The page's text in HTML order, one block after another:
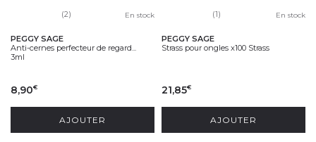
(2) En stock
PEGGY SAGE
Anti-cernes perfecteur de regard...
3ml
8,90€
AJOUTER
(1) En stock
PEGGY SAGE
Strass pour ongles x100 Strass
21,85€
AJOUTER